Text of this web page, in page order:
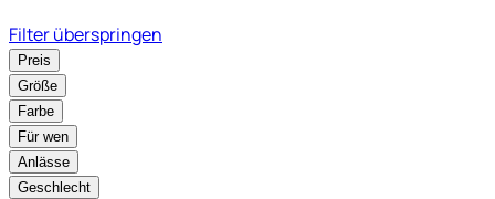
Filter überspringen
Preis
Größe
Farbe
Für wen
Anlässe
Geschlecht